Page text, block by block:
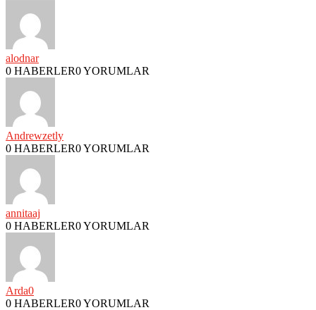
alodnar
0 HABERLER0 YORUMLAR
Andrewzetly
0 HABERLER0 YORUMLAR
annitaaj
0 HABERLER0 YORUMLAR
Arda0
0 HABERLER0 YORUMLAR